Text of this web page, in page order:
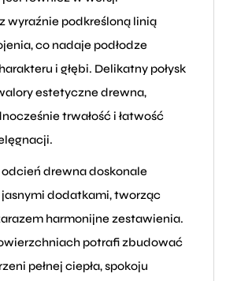
wyraźnie podkreśloną linią
co nadaje podłodze
i głębi. Delikatny połysk
estetyczne drewna,
trwałość i łatwość
drewna doskonale
jasnymi dodatkami, tworząc
harmonijne zestawienia.
potrafi zbudować
pełnej ciepła, spokoju